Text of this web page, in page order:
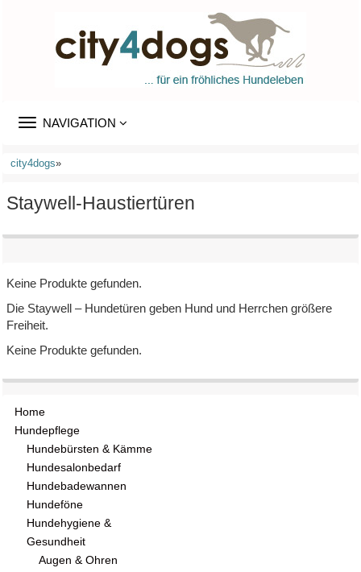
TOGGLE
NAVIGATION
city4dogs»
Staywell-Haustiertüren
Keine Produkte gefunden.
Die Staywell – Hundetüren geben Hund und Herrchen größere
Freiheit.
Keine Produkte gefunden.
Home
Hundepflege
Hundebürsten & Kämme
Hundesalonbedarf
Hundebadewannen
Hundeföne
Hundehygiene &
Gesundheit
Augen & Ohren